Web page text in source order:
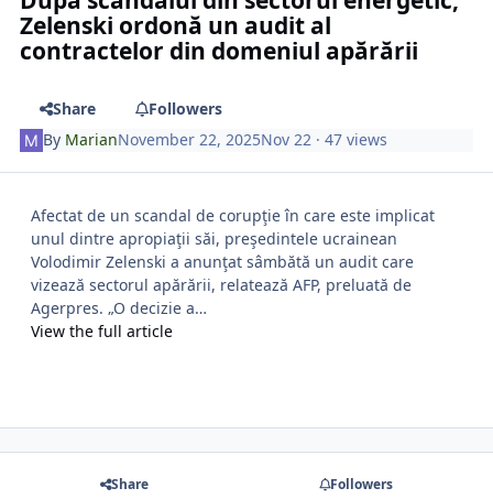
Zelenski ordonă un audit al
contractelor din domeniul apărării
Share
Followers
By MarianNovember 22, 2025Nov 22 · 47 views
Afectat de un scandal de corupţie în care este implicat
unul dintre apropiaţii săi, preşedintele ucrainean
Volodimir Zelenski a anunţat sâmbătă un audit care
vizează sectorul apărării, relatează AFP, preluată de
Agerpres. „O decizie a…
View the full article
Share Followers